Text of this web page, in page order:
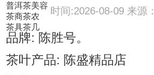
普洱茶美容
茶商茶农
茶具茶几
时间:2026-08-09 来源：
品牌: 陈胜号。
茶叶产品: 陈盛精品店